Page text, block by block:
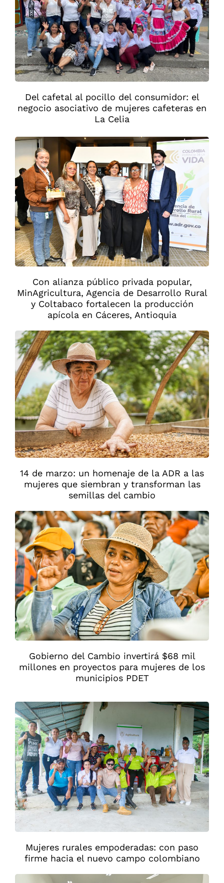
Del cafetal al pocillo del consumidor: el
negocio asociativo de mujeres cafeteras en
La Celia
Con alianza público privada popular,
MinAgricultura, Agencia de Desarrollo Rural
y Coltabaco fortalecen la producción
apícola en Cáceres, Antioquia
14 de marzo: un homenaje de la ADR a las
mujeres que siembran y transforman las
semillas del cambio
Gobierno del Cambio invertirá $68 mil
millones en proyectos para mujeres de los
municipios PDET
Mujeres rurales empoderadas: con paso
firme hacia el nuevo campo colombiano